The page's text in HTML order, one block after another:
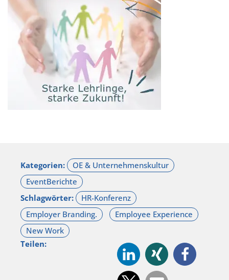
Kategorien:
Schlagwörter:
Teilen: